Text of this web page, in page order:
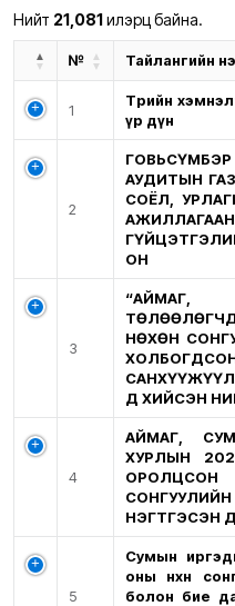
Нийт 21,081илэрц байна.
№ Тайлангийн
1
Төрийн
үр дүн
2
АУДИТЫН
СОЁЛ,
ОН
3
НӨХӨН
Д ХИЙСЭН
4
АЙМАГ,
ХУРЛЫН
НЭГТГЭСЭН
5
Сумын
оны нөхөн
болон бие